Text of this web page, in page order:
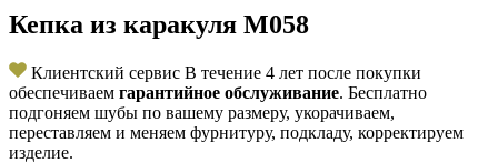
Кепка из каракуля M058
Клиентский сервис В течение 4 лет после покупки
обеспечиваем гарантийное обслуживание. Бесплатно
подгоняем шубы по вашему размеру, укорачиваем,
переставляем и меняем фурнитуру, подкладу, корректируем
изделие.